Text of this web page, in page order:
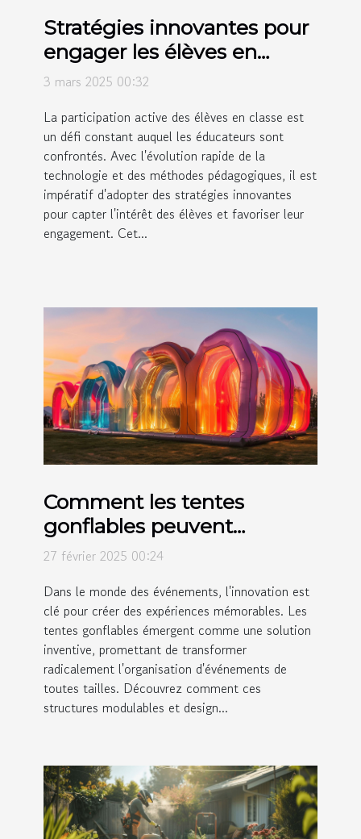
Stratégies innovantes pour
engager les élèves en
classe
3 mars 2025 00:32
La participation active des élèves en classe est
un défi constant auquel les éducateurs sont
confrontés. Avec l'évolution rapide de la
technologie et des méthodes pédagogiques, il est
impératif d'adopter des stratégies innovantes
pour capter l'intérêt des élèves et favoriser leur
engagement. Cet...
Comment les tentes
gonflables peuvent
révolutionner vos
27 février 2025 00:24
Dans le monde des événements, l'innovation est
clé pour créer des expériences mémorables. Les
tentes gonflables émergent comme une solution
inventive, promettant de transformer
radicalement l'organisation d'événements de
toutes tailles. Découvrez comment ces
structures modulables et design...